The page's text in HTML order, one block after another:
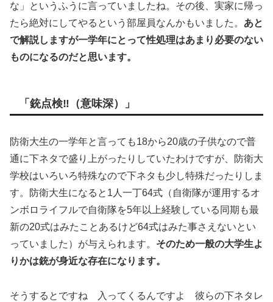
な」というふうに言っていましたね。その後、実家に帰っ
たら絶対にしてやるという部屋員なんかもいました。 あと
で解説しますが一学年にとって性処理はあまり必要のない
ものになるのだと思います。
「銃点検‼︎（意味深）」
防衛大生の一学年と言っても18から20歳の子供なので普
通に下ネタで盛り上がったりしていたわけですが、防衛大
学校はいろいろ特殊なので下ネタも少し特殊だったりしま
す。防衛大生になると1人一丁64式（自衛隊が運用するオ
ンボロライフルで自衛隊を5年以上経験している同期も最
新の20式はみたことあるけど64式はみた事さえないとい
っていました）が与えられます。 そのため一般の大学生よ
りかは銃が身近な存在になります。
そうするとですね 入ってくるんですよ 彼らの下ネタレ